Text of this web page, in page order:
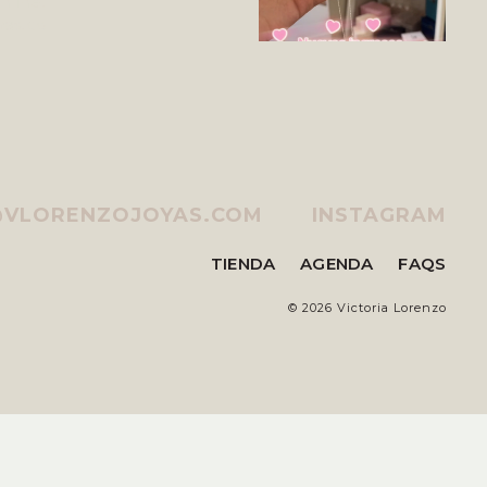
INSTAGRAM
TIENDA AGENDA FAQS
© 2026 Victoria Lorenzo